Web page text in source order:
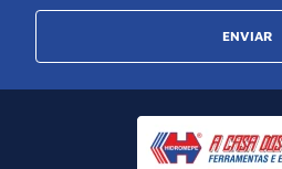
ENVIAR